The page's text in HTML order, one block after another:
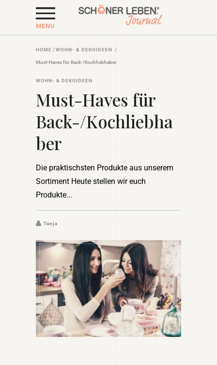
MENU
HOME /WOHN- & DEKOIDEEN /
Must-Haves für Back-/Kochliebhaber
WOHN- & DEKOIDEEN
Must-Haves für
Back-/Kochliebha
ber
Die praktischsten Produkte aus unserem
Sortiment Heute stellen wir euch
Produkte
Tanja